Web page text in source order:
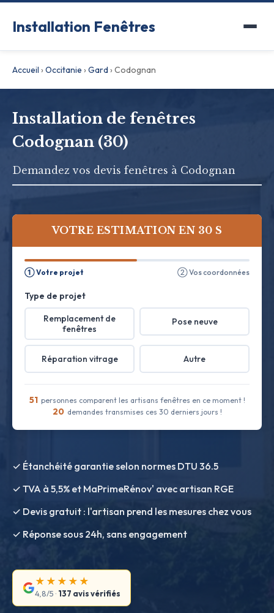
Installation Fenêtres
Accueil ›Occitanie ›Gard›Codognan
Installation de fenêtres
Codognan (30)
Demandez vos devis fenêtres à Codognan
VOTRE ESTIMATION EN 30 S
① Votre projet ② Vos coordonnées
Type de projet
Remplacement de
fenêtres
Pose neuve
Réparation vitrage Autre
51 personnes comparent les artisans fenêtres en ce moment !
20 demandes transmises ces 30 derniers jours !
✓ Étanchéité garantie selon normes DTU 36.5
✓ TVA à 5,5% et MaPrimeRénov' avec artisan RGE
✓ Devis gratuit : l'artisan prend les mesures chez vous
✓ Réponse sous 24h, sans engagement
★★★★★
4,8/5 · 137 avis vérifiés